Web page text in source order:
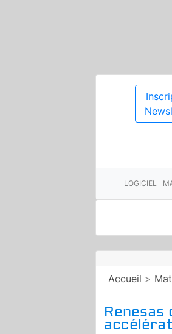
LOGICIEL
Accueil >
Renesas